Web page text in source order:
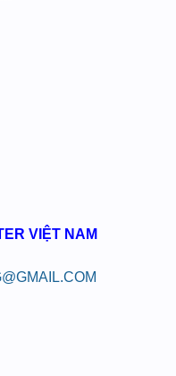
VIỆT NAM